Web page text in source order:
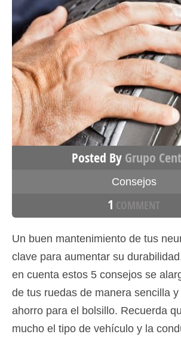
Posted By Grupo
Consejos
1 COMMENT
Un buen mantenimiento de tus
clave para aumentar su
en cuenta estos 5 consejos se
de tus ruedas de manera sencilla
ahorro para el bolsillo. Recuerda
mucho el tipo de vehículo y la